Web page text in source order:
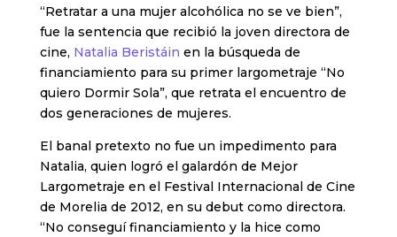
“Retratar a una mujer alcohólica no se ve bien”,
fue la sentencia que recibió la joven directora de
cine, Natalia Beristáin en la búsqueda de
financiamiento para su primer largometraje “No
quiero Dormir Sola”, que retrata el encuentro de
dos generaciones de mujeres.
El banal pretexto no fue un impedimento para
Natalia, quien logró el galardón de Mejor
Largometraje en el Festival Internacional de Cine
de Morelia de 2012, en su debut como directora.
“No conseguí financiamiento y la hice como